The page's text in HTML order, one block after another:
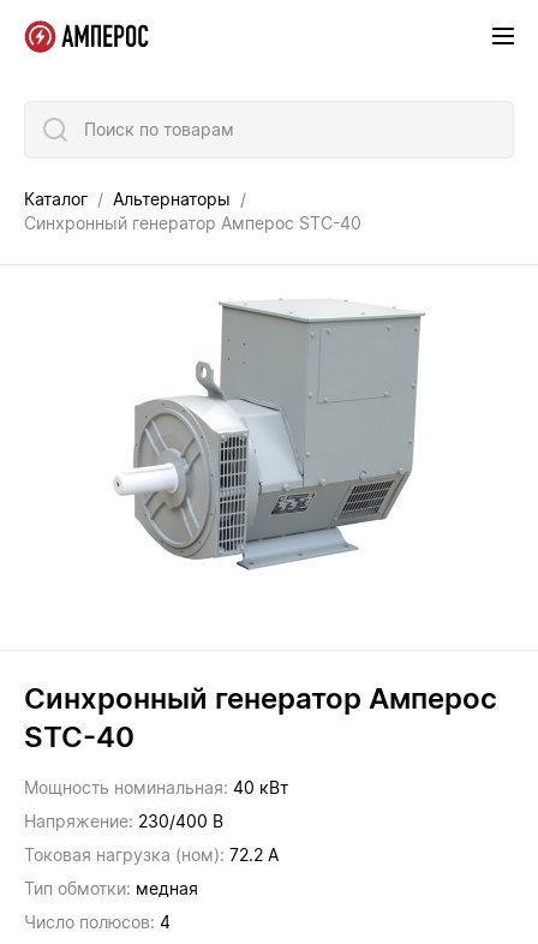
Поиск по товарам
Каталог
Альтернаторы
Синхронный генератор Амперос STC-40
Синхронный генератор Амперос
STC-40
Мощность номинальная: 40 кВт
Напряжение: 230/400 В
Токовая нагрузка (ном): 72.2 А
Тип обмотки: медная
Число полюсов: 4